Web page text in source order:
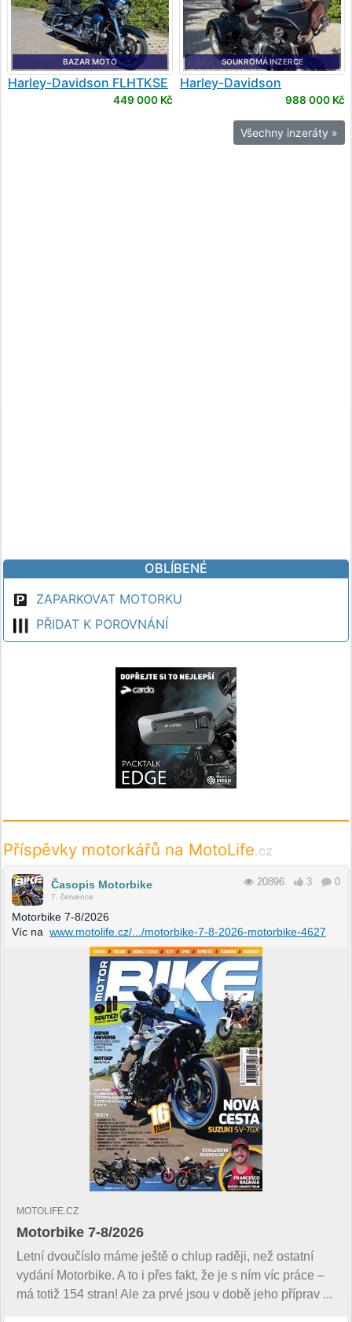
BAZAR MOTO
Harley-Davidson FLHTKSE
ULTRA LIMITED CVO449 000 Kč
SOUKROMÁ INZERCE
Harley-Davidson
FLHTCUTG Tri Glide Ultra
988 000 Kč
Všechny inzeráty »
OBLÍBENÉ
ZAPARKOVAT MOTORKU
PŘIDAT K POROVNÁNÍ
Příspěvky motorkářů na MotoLife.cz
Časopis Motorbike
7. července
20896 3 0
Motorbike 7-8/2026
Víc na www.motolife.cz/.../motorbike-7-8-2026-motorbike-4627
MOTOLIFE.CZ
Motorbike 7-8/2026
Letní dvoučíslo máme ještě o chlup raději, než ostatní
vydání Motorbike. A to i přes fakt, že je s ním víc práce –
má totiž 154 stran! Ale za prvé jsou v době jeho příprav ...